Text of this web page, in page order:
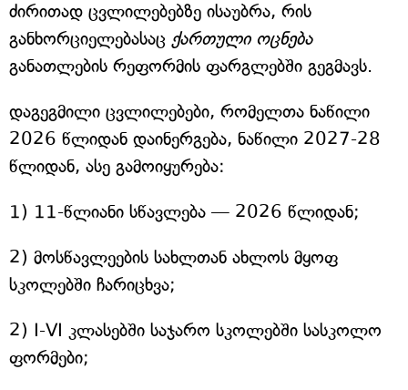
ძირითად ცვლილებებზე ისაუბრა, რის
განხორციელებასაც ქართული ოცნება
განათლების რეფორმის ფარგლებში გეგმავს.
დაგეგმილი ცვლილებები, რომელთა ნაწილი
2026 წლიდან დაინერგება, ნაწილი 2027-28
წლიდან, ასე გამოიყურება:
1) 11-წლიანი სწავლება — 2026 წლიდან;
2) მოსწავლეების სახლთან ახლოს მყოფ
სკოლებში ჩარიცხვა;
2) I-VI კლასებში საჯარო სკოლებში სასკოლო
ფორმები;